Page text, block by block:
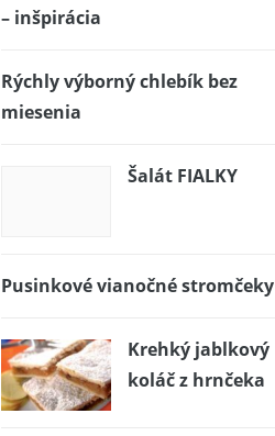
– inšpirácia
Rýchly výborný chlebík bez
miesenia
Šalát FIALKY
Pusinkové vianočné stromčeky
Krehký jablkový
koláč z hrnčeka